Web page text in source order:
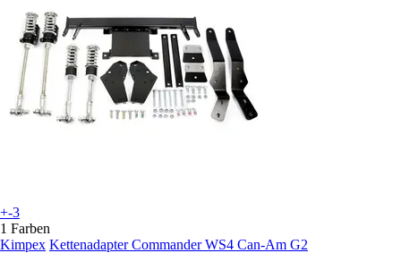
+-3
1 Farben
Kimpex Kettenadapter Commander WS4 Can-Am G2